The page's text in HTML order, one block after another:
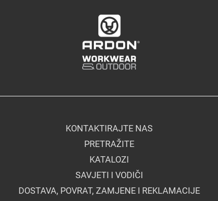
KONTAKTIRAJTE NAS
PRETRAŽITE
KATALOZI
SAVJETI I VODIČI
DOSTAVA, POVRAT, ZAMJENE I REKLAMACIJE